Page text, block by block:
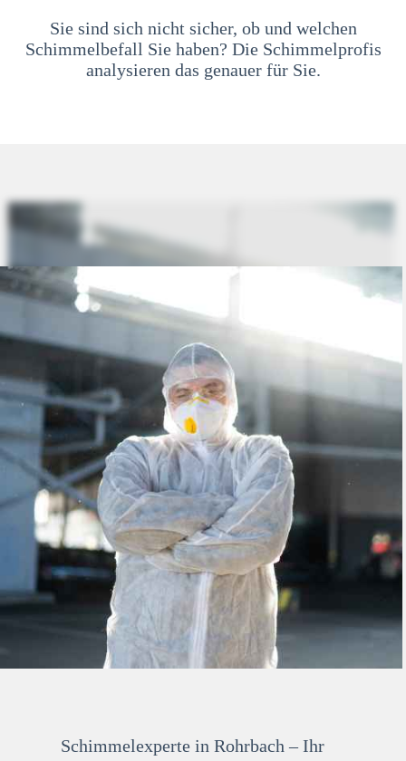
Sie sind sich nicht sicher, ob und welchen
Schimmelbefall Sie haben? Die Schimmelprofis
analysieren das genauer für Sie.
Schimmelexperte in Rohrbach – Ihr